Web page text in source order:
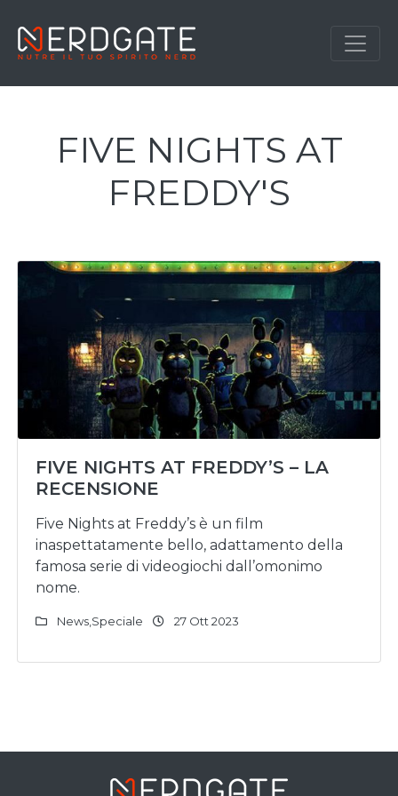
FIVE NIGHTS AT
FREDDY'S
FIVE NIGHTS AT FREDDY’S – LA
RECENSIONE
Five Nights at Freddy’s è un film
inaspettatamente bello, adattamento della
famosa serie di videogiochi dall’omonimo
nome.
News Speciale 27 Ott 2023